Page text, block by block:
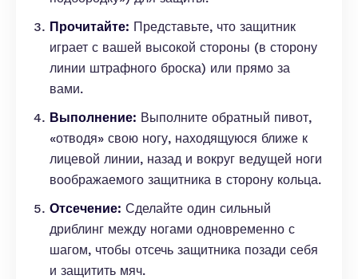
Прочитайте: Представьте, что защитник
играет с вашей высокой стороны (в сторону
линии штрафного броска) или прямо за
вами.
Выполнение: Выполните обратный пивот,
«отводя» свою ногу, находящуюся ближе к
лицевой линии, назад и вокруг ведущей ноги
воображаемого защитника в сторону кольца.
Отсечение: Сделайте один сильный
дриблинг между ногами одновременно с
шагом, чтобы отсечь защитника позади себя
и защитить мяч.